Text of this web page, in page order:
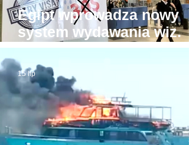
Egipt wprowadza nowy
system wydawania wiz.
Będzie drożej!
15 lip